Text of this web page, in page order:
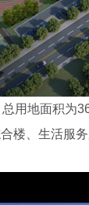
用地面积为
楼、生活服